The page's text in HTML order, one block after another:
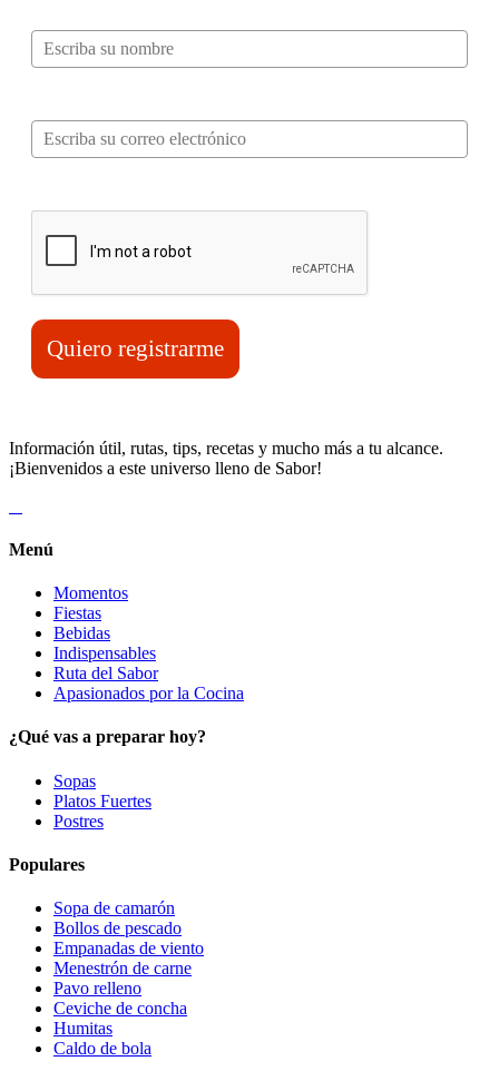
Quiero registrarme
Información útil, rutas, tips, recetas y mucho más a tu alcance.
¡Bienvenidos a este universo lleno de Sabor!
Menú
Momentos
Fiestas
Bebidas
Indispensables
Ruta del Sabor
Apasionados por la Cocina
¿Qué vas a preparar hoy?
Sopas
Platos Fuertes
Postres
Populares
Sopa de camarón
Bollos de pescado
Empanadas de viento
Menestrón de carne
Pavo relleno
Ceviche de concha
Humitas
Caldo de bola